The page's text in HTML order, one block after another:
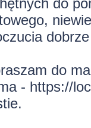
do
do
- https://